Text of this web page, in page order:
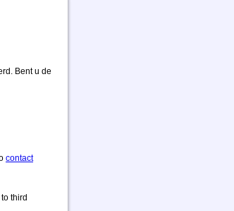
Bent u de
contact
third